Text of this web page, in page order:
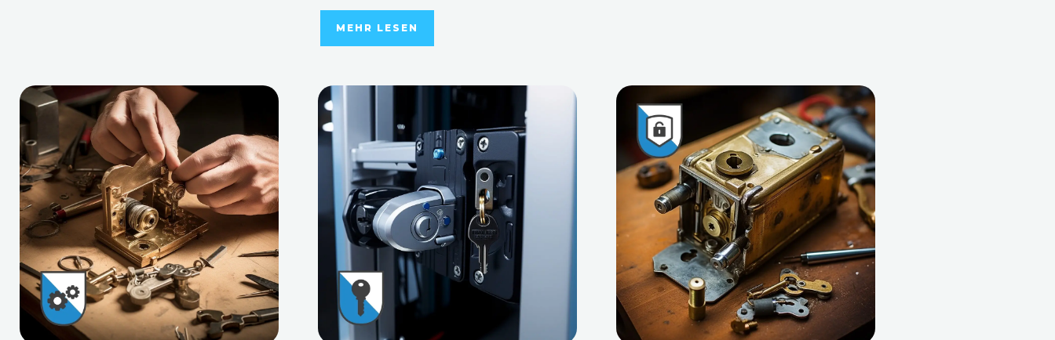
MEHR LESEN